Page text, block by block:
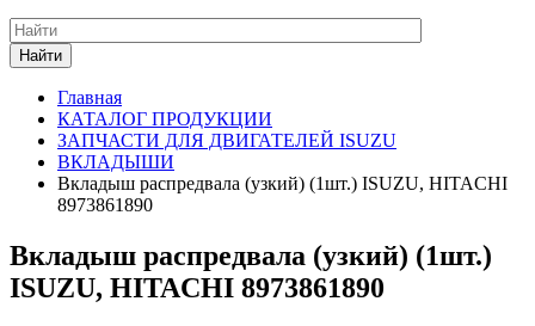
Найти
Главная
КАТАЛОГ ПРОДУКЦИИ
ЗАПЧАСТИ ДЛЯ ДВИГАТЕЛЕЙ ISUZU
ВКЛАДЫШИ
Вкладыш распредвала (узкий) (1шт.) ISUZU, HITACHI
8973861890
Вкладыш распредвала (узкий) (1шт.)
ISUZU, HITACHI 8973861890